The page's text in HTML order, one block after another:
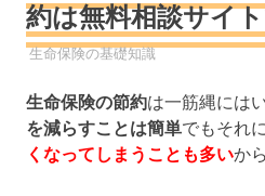
約は無料相談サイ
生命保険
生命保険の基礎知識
生命保険の節約は一筋縄には
を減らすことは簡単でもそれ
くなってしまうことも多いか